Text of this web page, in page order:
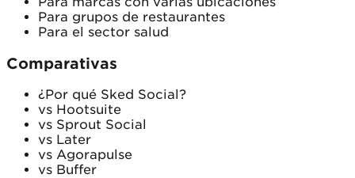
Para grupos de restaurantes
Para el sector salud
Comparativas
¿Por qué Sked Social?
vs Hootsuite
vs Sprout Social
vs Later
vs Agorapulse
vs Buffer